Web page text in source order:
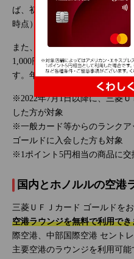
ば、初めてゴールドカードを持
時点）
また、年間ボーナスとして、
1,000円相当のグローバルポイ
す。年会費分のグローバルポイ
※2022年7月1日以降に、三菱
した方が対象
※一般カード等からのランクア
ゴールドに入会した方も対象
※1ポイント5円相当の商品に交
国内とホノルルの空港
三菱ＵＦＪカード ゴールドをお
空港ラウンジを無料で利用でき
際空港、中部国際空港 セント
主要空港のラウンジを利用可能